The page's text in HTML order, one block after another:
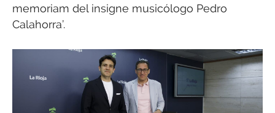
memoriam del insigne musicólogo Pedro
Calahorra’.